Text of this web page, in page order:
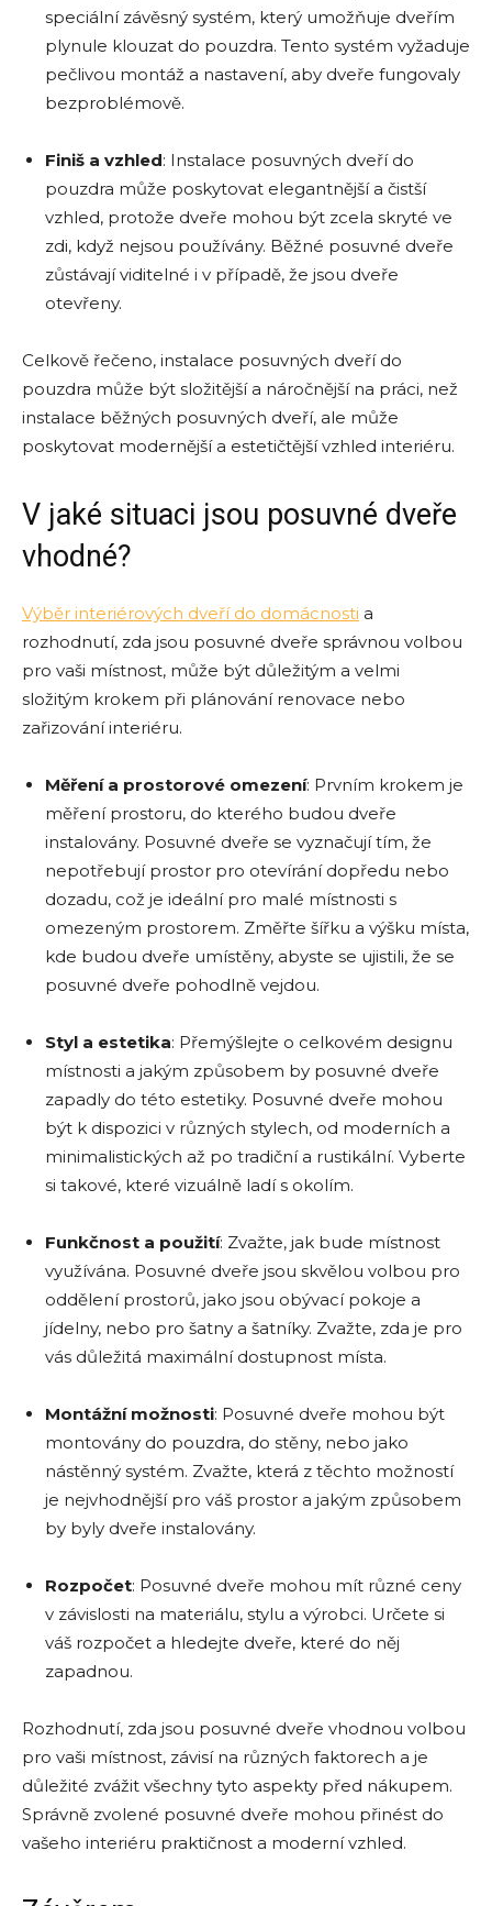
speciální závěsný systém, který umožňuje dveřím
plynule klouzat do pouzdra. Tento systém vyžaduje
pečlivou montáž a nastavení, aby dveře fungovaly
bezproblémově.
Finiš a vzhled: Instalace posuvných dveří do
pouzdra může poskytovat elegantnější a čistší
vzhled, protože dveře mohou být zcela skryté ve
zdi, když nejsou používány. Běžné posuvné dveře
zůstávají viditelné i v případě, že jsou dveře
otevřeny.
Celkově řečeno, instalace posuvných dveří do
pouzdra může být složitější a náročnější na práci, než
instalace běžných posuvných dveří, ale může
poskytovat modernější a estetičtější vzhled interiéru.
V jaké situaci jsou posuvné dveře
vhodné?
Výběr interiérových dveří do domácnosti a
rozhodnutí, zda jsou posuvné dveře správnou volbou
pro vaši místnost, může být důležitým a velmi
složitým krokem při plánování renovace nebo
zařizování interiéru.
Měření a prostorové omezení: Prvním krokem je
měření prostoru, do kterého budou dveře
instalovány. Posuvné dveře se vyznačují tím, že
nepotřebují prostor pro otevírání dopředu nebo
dozadu, což je ideální pro malé místnosti s
omezeným prostorem. Změřte šířku a výšku místa,
kde budou dveře umístěny, abyste se ujistili, že se
posuvné dveře pohodlně vejdou.
Styl a estetika: Přemýšlejte o celkovém designu
místnosti a jakým způsobem by posuvné dveře
zapadly do této estetiky. Posuvné dveře mohou
být k dispozici v různých stylech, od moderních a
minimalistických až po tradiční a rustikální. Vyberte
si takové, které vizuálně ladí s okolím.
Funkčnost a použití: Zvažte, jak bude místnost
využívána. Posuvné dveře jsou skvělou volbou pro
oddělení prostorů, jako jsou obývací pokoje a
jídelny, nebo pro šatny a šatníky. Zvažte, zda je pro
vás důležitá maximální dostupnost místa.
Montážní možnosti: Posuvné dveře mohou být
montovány do pouzdra, do stěny, nebo jako
nástěnný systém. Zvažte, která z těchto možností
je nejvhodnější pro váš prostor a jakým způsobem
by byly dveře instalovány.
Rozpočet: Posuvné dveře mohou mít různé ceny
v závislosti na materiálu, stylu a výrobci. Určete si
váš rozpočet a hledejte dveře, které do něj
zapadnou.
Rozhodnutí, zda jsou posuvné dveře vhodnou volbou
pro vaši místnost, závisí na různých faktorech a je
důležité zvážit všechny tyto aspekty před nákupem.
Správně zvolené posuvné dveře mohou přinést do
vašeho interiéru praktičnost a moderní vzhled.